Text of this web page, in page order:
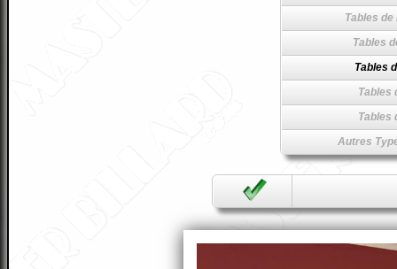
Tables
Tables
Tables
Tables
Tables
Autres